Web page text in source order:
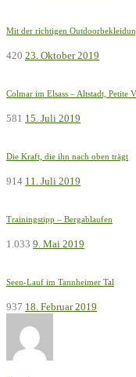
Mit der richtigen
420 23. Oktober 2019
Colmar im Elsass – Altstadt, Petite
581 15. Juli 2019
Die Kraft, die ihn nach oben trägt
914 11. Juli 2019
Trainingstipp – Bergablaufen
1.033 9. Mai 2019
Seen-Lauf im Tannheimer Tal
937 18. Februar 2019